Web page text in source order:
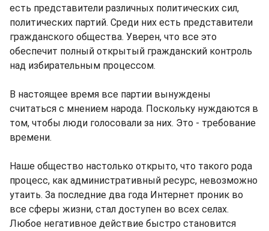
есть представители различных политических сил,
политических партий. Среди них есть представители
гражданского общества. Уверен, что все это
обеспечит полный открытый гражданский контроль
над избирательным процессом.
В настоящее время все партии вынуждены
считаться с мнением народа. Поскольку нуждаются в
том, чтобы люди голосовали за них. Это - требование
времени.
Наше общество настолько открыто, что такого рода
процесс, как административный ресурс, невозможно
утаить. За последние два года Интернет проник во
все сферы жизни, стал доступен во всех селах.
Любое негативное действие быстро становится